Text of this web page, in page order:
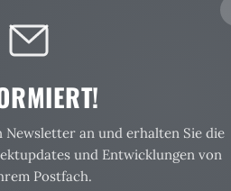
logische stap, zeker bij panden
vaak samen met
om het pand beter te laten
Newsletter an und erhalten Sie die
und Entwicklungen von
Postfach.